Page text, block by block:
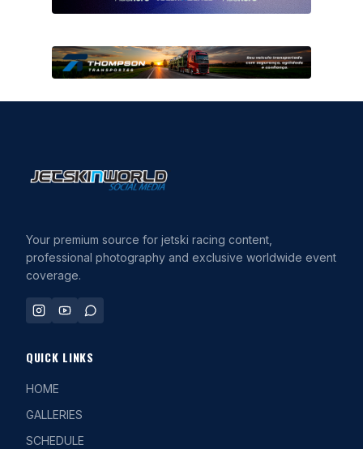
Your premium source for jetski racing content,
professional photography and exclusive worldwide event
coverage.
QUICK LINKS
HOME
GALLERIES
SCHEDULE